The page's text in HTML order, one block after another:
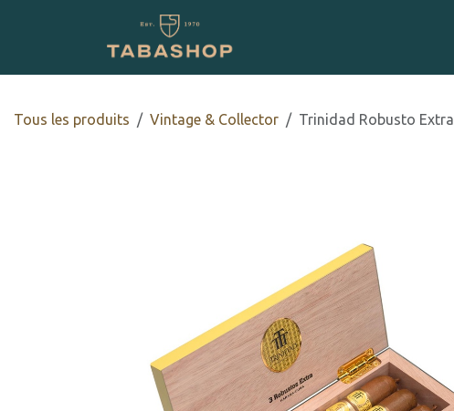
Tous les produits Vintage & Collector Trinidad Robusto Extra